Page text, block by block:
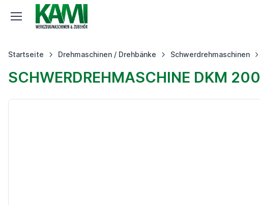
Startseite Drehmaschinen / Drehbänke Schwerdrehmaschinen
SCHWERDREHMASCHINE DKM